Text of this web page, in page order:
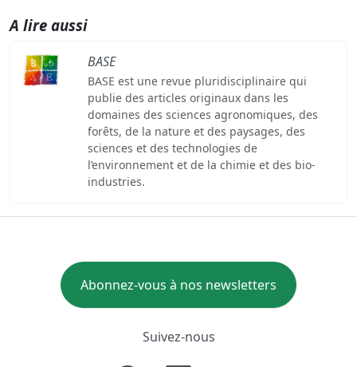
A lire aussi
BASE
BASE est une revue pluridisciplinaire qui
publie des articles originaux dans les
domaines des sciences agronomiques, des
forêts, de la nature et des paysages, des
sciences et des technologies de
l’environnement et de la chimie et des bio-
industries.
Abonnez-vous à nos newsletters
Suivez-nous